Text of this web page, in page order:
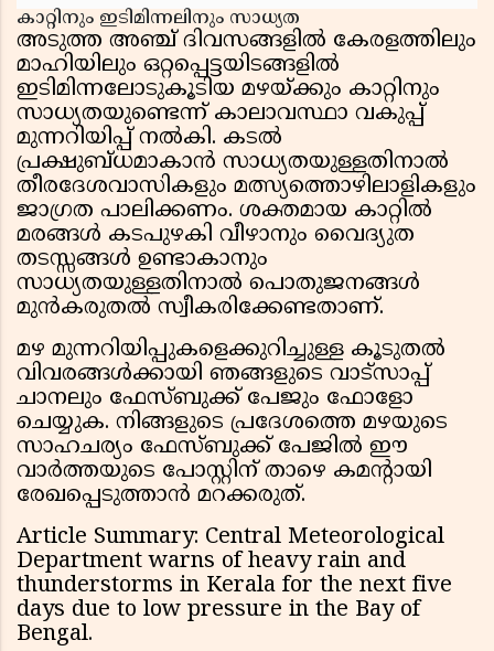
കാറ്റിനും ഇടിമിന്നലിനും സാധ്യത
അടുത്ത അഞ്ച് ദിവസങ്ങളിൽ കേരളത്തിലും
മാഹിയിലും ഒറ്റപ്പെട്ടയിടങ്ങളിൽ
ഇടിമിന്നലോടുകൂടിയ മഴയ്ക്കും കാറ്റിനും
സാധ്യതയുണ്ടെന്ന് കാലാവസ്ഥാ വകുപ്പ്
മുന്നറിയിപ്പ് നൽകി. കടൽ
പ്രക്ഷുബ്ധമാകാൻ സാധ്യതയുള്ളതിനാൽ
തീരദേശവാസികളും മത്സ്യത്തൊഴിലാളികളും
ജാഗ്രത പാലിക്കണം. ശക്തമായ കാറ്റിൽ
മരങ്ങൾ കടപുഴകി വീഴാനും വൈദ്യുത
തടസ്സങ്ങൾ ഉണ്ടാകാനും
സാധ്യതയുള്ളതിനാൽ പൊതുജനങ്ങൾ
മുൻകരുതൽ സ്വീകരിക്കേണ്ടതാണ്.
മഴ മുന്നറിയിപ്പുകളെക്കുറിച്ചുള്ള കൂടുതൽ
വിവരങ്ങൾക്കായി ഞങ്ങളുടെ വാട്സാപ്പ്
ചാനലും ഫേസ്ബുക്ക് പേജും ഫോളോ
ചെയ്യുക. നിങ്ങളുടെ പ്രദേശത്തെ മഴയുടെ
സാഹചര്യം ഫേസ്ബുക്ക് പേജിൽ ഈ
വാർത്തയുടെ പോസ്റ്റിന് താഴെ കമന്റായി
രേഖപ്പെടുത്താൻ മറക്കരുത്.
Article Summary: Central Meteorological
Department warns of heavy rain and
thunderstorms in Kerala for the next five
days due to low pressure in the Bay of
Bengal.